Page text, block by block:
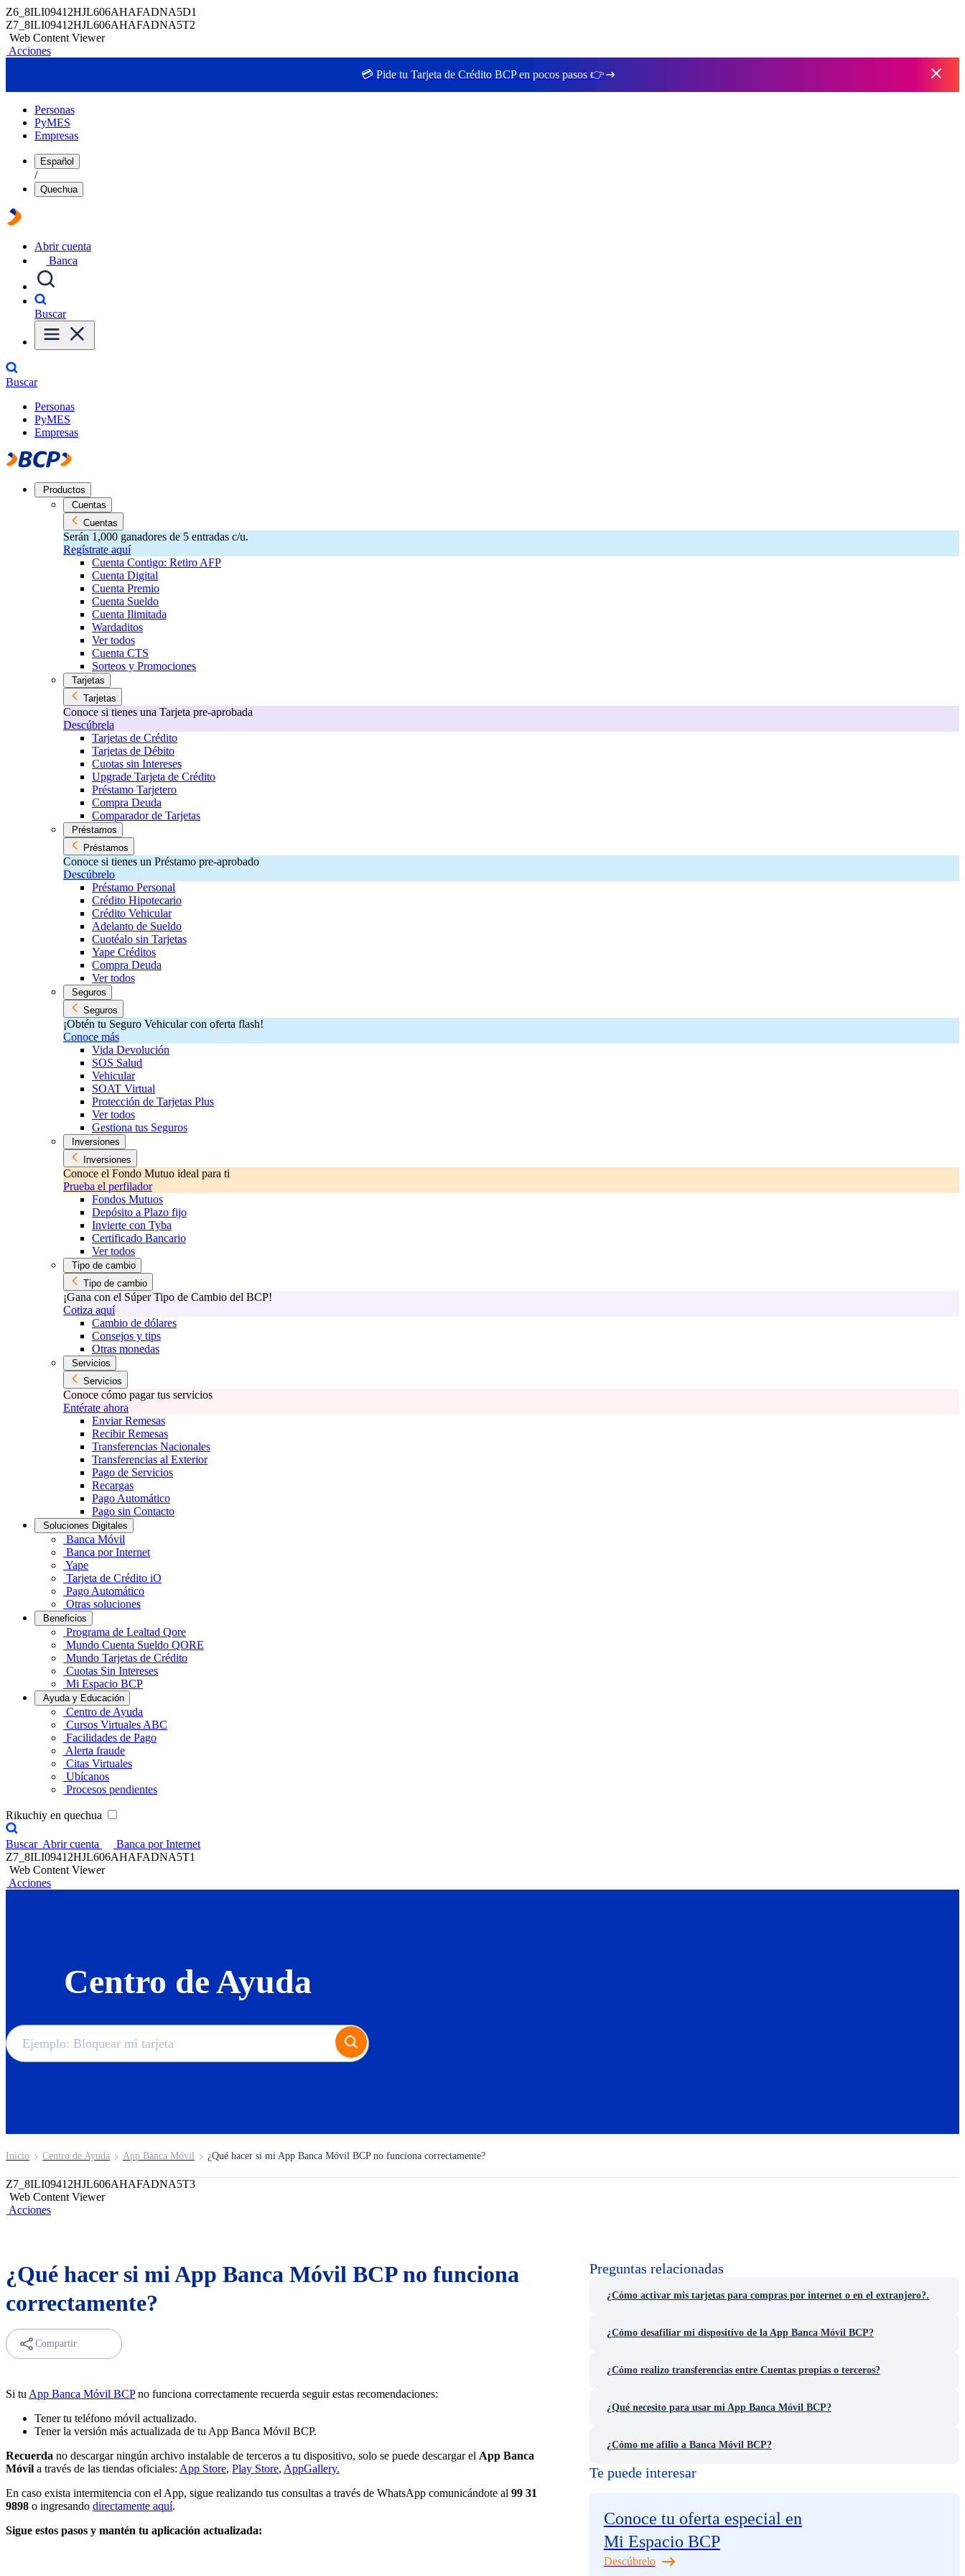
Z6_8ILI09412HJL606AHAFADNA5D1
Z7_8ILI09412HJL606AHAFADNA5T2
Web Content Viewer
Acciones
💳 Pide tu Tarjeta de Crédito BCP en pocos pasos 👉
Personas
PyMES
Empresas
Español
/
Quechua
Abrir cuenta
Banca
Buscar
Buscar
Personas
PyMES
Empresas
Productos
Cuentas
Cuentas
Serán 1,000 ganadores de 5 entradas c/u.
Regístrate aquí
Cuenta Contigo: Retiro AFP
Cuenta Digital
Cuenta Premio
Cuenta Sueldo
Cuenta Ilimitada
Wardaditos
Ver todos
Cuenta CTS
Sorteos y Promociones
Tarjetas
Tarjetas
Conoce si tienes una Tarjeta pre-aprobada
Descúbrela
Tarjetas de Crédito
Tarjetas de Débito
Cuotas sin Intereses
Upgrade Tarjeta de Crédito
Préstamo Tarjetero
Compra Deuda
Comparador de Tarjetas
Préstamos
Préstamos
Conoce si tienes un Préstamo pre-aprobado
Descúbrelo
Préstamo Personal
Crédito Hipotecario
Crédito Vehicular
Adelanto de Sueldo
Cuotéalo sin Tarjetas
Yape Créditos
Compra Deuda
Ver todos
Seguros
Seguros
¡Obtén tu Seguro Vehicular con oferta flash!
Conoce más
Vida Devolución
SOS Salud
Vehicular
SOAT Virtual
Protección de Tarjetas Plus
Ver todos
Gestiona tus Seguros
Inversiones
Inversiones
Conoce el Fondo Mutuo ideal para ti
Prueba el perfilador
Fondos Mutuos
Depósito a Plazo fijo
Invierte con Tyba
Certificado Bancario
Ver todos
Tipo de cambio
Tipo de cambio
¡Gana con el Súper Tipo de Cambio del BCP!
Cotiza aquí
Cambio de dólares
Consejos y tips
Otras monedas
Servicios
Servicios
Conoce cómo pagar tus servicios
Entérate ahora
Enviar Remesas
Recibir Remesas
Transferencias Nacionales
Transferencias al Exterior
Pago de Servicios
Recargas
Pago Automático
Pago sin Contacto
Soluciones Digitales
Banca Móvil
Banca por Internet
Yape
Tarjeta de Crédito iO
Pago Automático
Otras soluciones
Beneficios
Programa de Lealtad Qore
Mundo Cuenta Sueldo QORE
Mundo Tarjetas de Crédito
Cuotas Sin Intereses
Mi Espacio BCP
Ayuda y Educación
Centro de Ayuda
Cursos Virtuales ABC
Facilidades de Pago
Alerta fraude
Citas Virtuales
Ubícanos
Procesos pendientes
Rikuchiy en quechua
Buscar Abrir cuenta
Banca por Internet
Z7_8ILI09412HJL606AHAFADNA5T1
Web Content Viewer
Acciones
Centro de Ayuda
Inicio Centro de Ayuda App Banca Móvil ¿Qué hacer si mi App Banca Móvil BCP no funciona correctamente?
Z7_8ILI09412HJL606AHAFADNA5T3
Web Content Viewer
Acciones
¿Qué hacer si mi App Banca Móvil BCP no funciona
correctamente?
Compartir
Si tu App Banca Móvil BCPno funciona correctamente recuerda seguir estas recomendaciones:
Tener tu teléfono móvil actualizado.
Tener la versión más actualizada de tu App Banca Móvil BCP.
Recuerda no descargar ningún archivo instalable de terceros a tu dispositivo, solo se puede descargar el App Banca
Móvil a través de las tiendas oficiales: App Store, Play Store, AppGallery.
En caso exista intermitencia con el App, sigue realizando tus consultas a través de WhatsApp comunicándote al 99 31
9898 o ingresando directamente aquí.
Sigue estos pasos y mantén tu aplicación actualizada:
Preguntas relacionadas
¿Cómo activar mis tarjetas para compras por internet o en el extranjero?.
¿Cómo desafiliar mi dispositivo de la App Banca Móvil BCP?
¿Cómo realizo transferencias entre Cuentas propias o terceros?
¿Qué necesito para usar mi App Banca Móvil BCP?
¿Cómo me afilio a Banca Móvil BCP?
Te puede interesar
Conoce tu oferta especial en
Mi Espacio BCP
Descúbrelo